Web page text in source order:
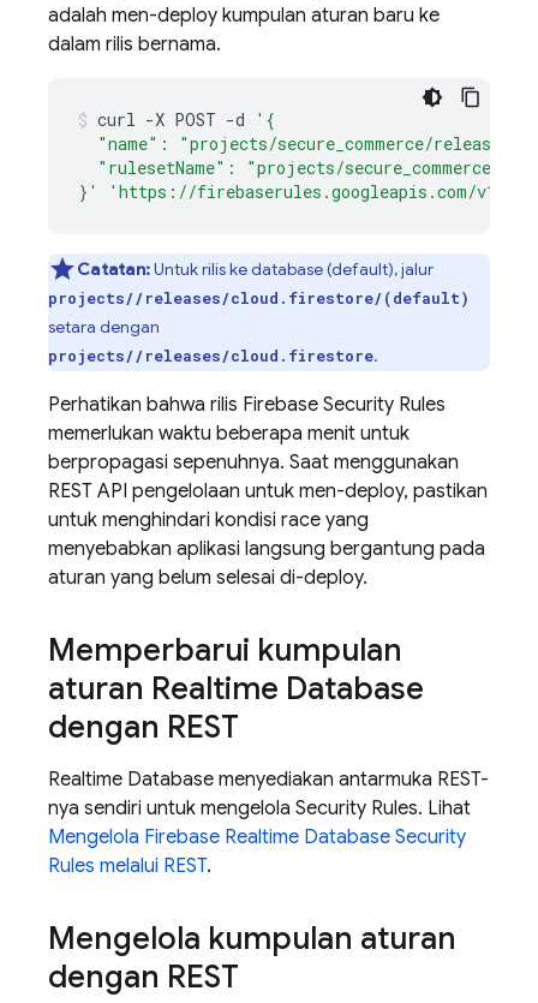
adalah men-deploy kumpulan aturan baru ke
dalam rilis bernama.
curl -X POST -d
'{
"name": "projects/secure_commerce/releases/
"rulesetName": "projects/secure_commerce/
}'
'https://firebaserules.googleapis.com/v1/
Catatan:Untuk rilis ke database (default), jalur
projects//releases/cloud.firestore/(default)
setara dengan
projects//releases/cloud.firestore.
Perhatikan bahwa rilis Firebase Security Rules
memerlukan waktu beberapa menit untuk
berpropagasi sepenuhnya. Saat menggunakan
REST API pengelolaan untuk men-deploy, pastikan
untuk menghindari kondisi race yang
menyebabkan aplikasi langsung bergantung pada
aturan yang belum selesai di-deploy.
Memperbarui kumpulan
aturan Realtime Database
dengan REST
Realtime Database menyediakan antarmuka REST-
nya sendiri untuk mengelola Security Rules. Lihat
Mengelola Firebase Realtime Database Security
Rules melalui REST.
Mengelola kumpulan aturan
dengan REST